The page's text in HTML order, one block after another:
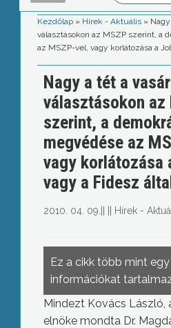
Kezdőlap » Hírek - Aktuális »
választásokon az MSZP szerint, a
az MSZP-vel, vagy korlátozása a
Nagy a tét a
választásokon az
szerint, a
megvédése az
vagy korlátozása
vagy a Fidesz
2010. 04. 09. Hírek -
Ez a cikk több mint
információkat
Mindezt Kovács László,
elnöke mondta Dr.